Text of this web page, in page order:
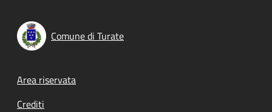
Comune di Turate
Footer menu
Area riservata
Crediti